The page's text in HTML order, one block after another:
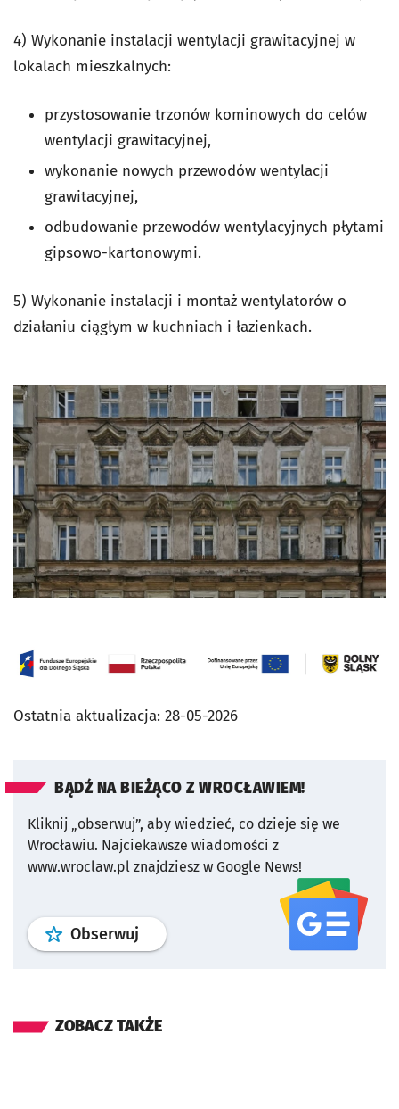
4) Wykonanie instalacji wentylacji grawitacyjnej w
lokalach mieszkalnych:
przystosowanie trzonów kominowych do celów
wentylacji grawitacyjnej,
wykonanie nowych przewodów wentylacji
grawitacyjnej,
odbudowanie przewodów wentylacyjnych płytami
gipsowo-kartonowymi.
5) Wykonanie instalacji i montaż wentylatorów o
działaniu ciągłym w kuchniach i łazienkach.
Ostatnia aktualizacja: 28-05-2026
BĄDŹ NA BIEŻĄCO Z WROCŁAWIEM!
Kliknij „obserwuj”, aby wiedzieć, co dzieje się we
Wrocławiu. Najciekawsze wiadomości z
www.wroclaw.pl znajdziesz w Google News!
Obserwuj profil serwisu
ZOBACZ TAKŻE